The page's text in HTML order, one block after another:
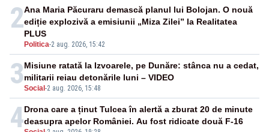
2
Politica-2 aug. 2026, 15:42
Ana Maria Păcuraru demască planul lui Bolojan. O nouă
ediție explozivă a emisiunii „Miza Zilei” la Realitatea
PLUS
3Social -2 aug. 2026, 15:48
Misiune ratată la Izvoarele, pe Dunăre: stânca nu a cedat,
militarii reiau detonările luni – VIDEO
4Drona care a ținut Tulcea în alertă a zburat 20 de minute
deasupra apelor României. Au fost ridicate două F-16